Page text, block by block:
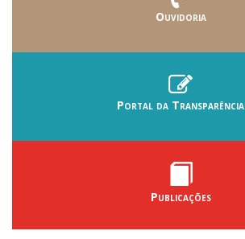
Ouvidoria
Portal da Transparência
Publicações